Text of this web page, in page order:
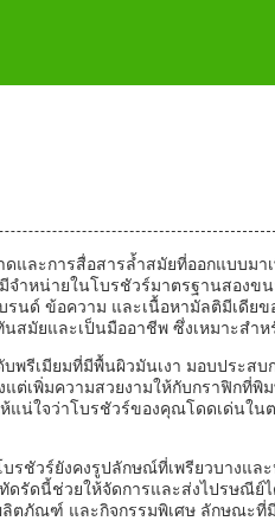
ดและการสื่อสารล้ำสมัยที่ออกแบบม
จำหน่ายในโบรชัวร์มาตรฐานสอง
รนด์ ข้อความ และเนื้อหามัลติมีเดี
สมัยและเป็นมืออาชีพ ซึ่งเหมาะสำ
บพรีเมียมที่มีพื้นผิวมันเงา มอบประ
ต่เพิ่มความสวยงามให้กับกราฟิกที่
ห้แน่ใจว่าโบรชัวร์ของคุณโดดเด่น
รชัวร์ยังคงรูปลักษณ์ที่เพรียวบางแล
รัดนี้ช่วยให้จัดการและส่งไปรษณีย์
ลิตภัณฑ์ และกิจกรรมพิเศษ ลักษณะ